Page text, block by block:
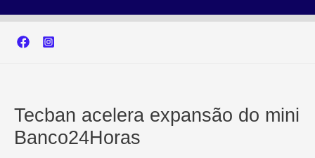
Tecban acelera expansão do mini
Banco24Horas